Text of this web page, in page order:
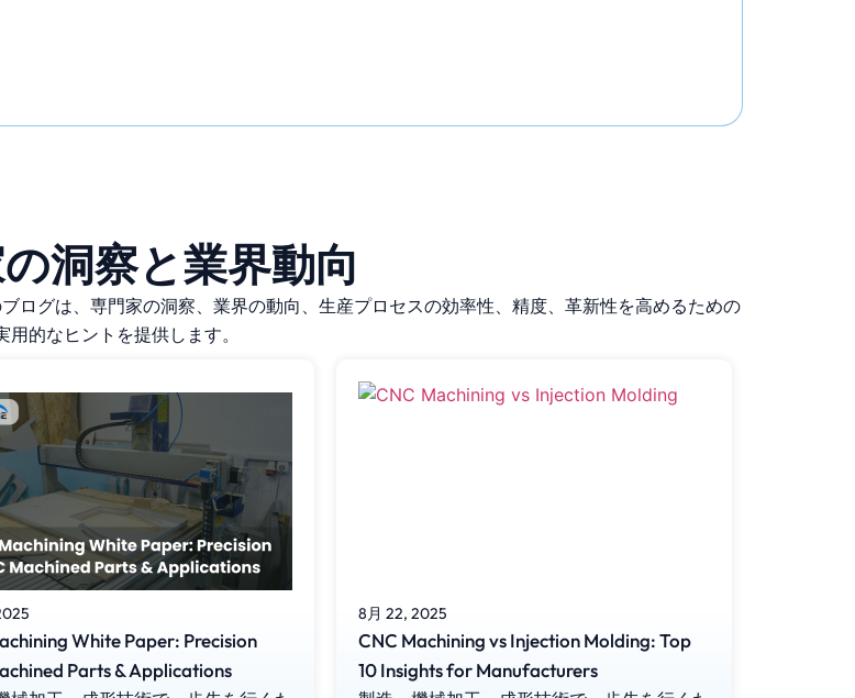
洞察と業界動向
ログは、専門家の洞察、業界の動向、生産プロセスの効率性、精度、革新性を高めるための
用的なヒントを提供します。
White Paper: Precision
Parts & Applications
8月 22, 2025
CNC Machining vs Injection Molding: Top
10 Insights for Manufacturers